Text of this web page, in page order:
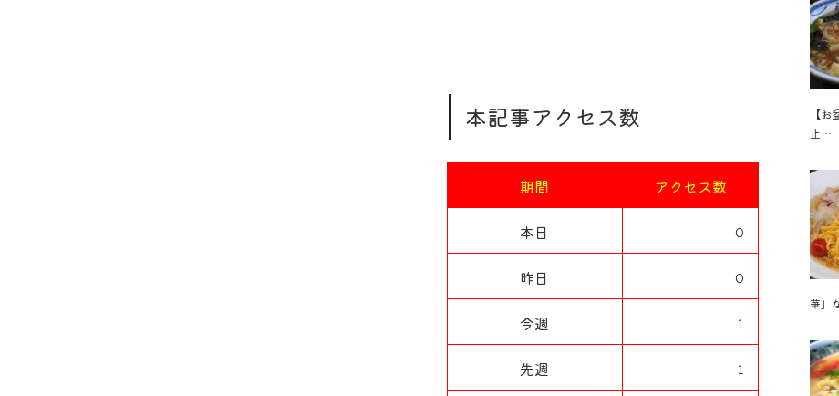
本記事アクセス数
期間 アクセス数
本日 0
昨日 0
今週 1
先週 1
【
止…
華」